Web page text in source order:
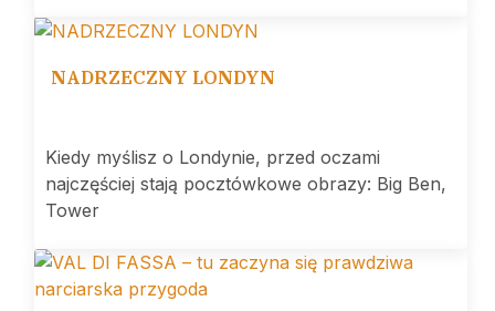
NADRZECZNY LONDYN
Kiedy myślisz o Londynie, przed oczami
najczęściej stają pocztówkowe obrazy: Big Ben,
Tower